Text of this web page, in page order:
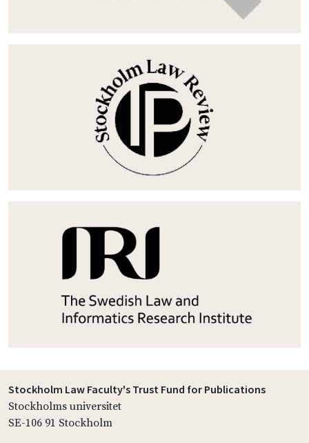
Stockholm Law Faculty's Trust Fund for Publications
Stockholms universitet
SE-106 91 Stockholm